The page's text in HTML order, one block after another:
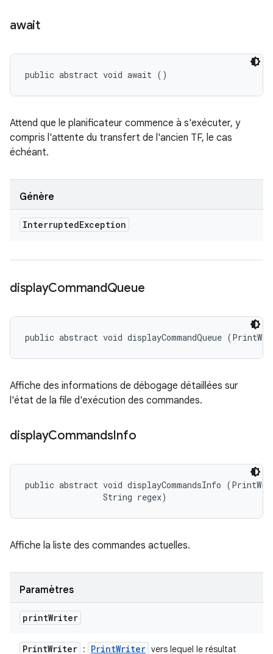
await
public abstract void await ()
Attend que le planificateur commence à s'exécuter, y
compris l'attente du transfert de l'ancien TF, le cas
échéant.
Génère
InterruptedException
displayCommandQueue
public abstract void displayCommandQueue
Affiche des informations de débogage détaillées sur
l'état de la file d'exécution des commandes.
displayCommandsInfo
public abstract void displayCommandsInfo
                String regex)
Affiche la liste des commandes actuelles.
Paramètres
printWriter
PrintWriter : PrintWriter vers lequel le résultat